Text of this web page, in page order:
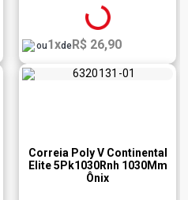
ou1xdeR$ 26,90
Correia Poly V Continental
Elite 5Pk1030Rnh 1030Mm
Ônix